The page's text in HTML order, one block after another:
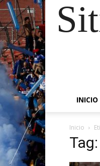
INICIO
Inicio